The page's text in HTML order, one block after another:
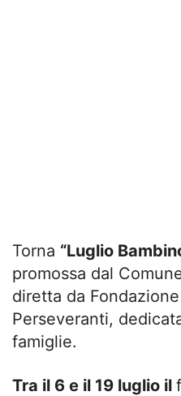
Torna “Luglio
promossa dal
diretta da
Perseveranti,
famiglie.
Tra il 6 e il 19 luglio il